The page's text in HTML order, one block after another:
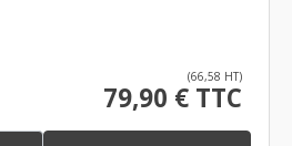
(66,58 HT)
79,90 € TTC